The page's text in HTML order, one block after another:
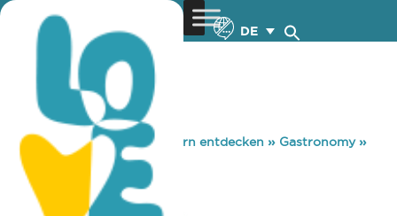
DE
You are here: Home »Zypern entdecken » Gastronomy»
RED BAR
RED BAR